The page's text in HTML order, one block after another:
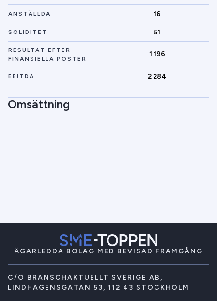
ANSTÄLLDA 16
SOLIDITET 51
RESULTAT EFTER
FINANSIELLA POSTER
1 196
EBITDA 2 284
Omsättning
ÄGARLEDDA BOLAG MED BEVISAD FRAMGÅNG
C/O BRANSCHAKTUELLT SVERIGE AB,
LINDHAGENSGATAN 53, 112 43 STOCKHOLM